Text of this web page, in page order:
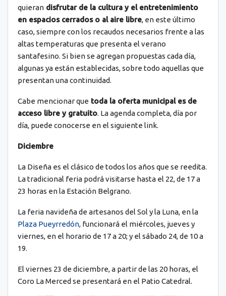
quieran disfrutar de la cultura y el entretenimiento
en espacios cerrados o al aire libre, en este último
caso, siempre con los recaudos necesarios frente a las
altas temperaturas que presenta el verano
santafesino. Si bien se agregan propuestas cada día,
algunas ya están establecidas, sobre todo aquellas que
presentan una continuidad.
Cabe mencionar que toda la oferta municipal es de
acceso libre y gratuito. La agenda completa, día por
día, puede conocerse en el siguiente link.
Diciembre
La Diseña es el clásico de todos los años que se reedita.
La tradicional feria podrá visitarse hasta el 22, de 17 a
23 horas en la Estación Belgrano.
La feria navideña de artesanos del Sol y la Luna, en la
Plaza Pueyrredón, funcionará el miércoles, jueves y
viernes, en el horario de 17 a 20; y el sábado 24, de 10 a
19.
El viernes 23 de diciembre, a partir de las 20 horas, el
Coro La Merced se presentará en el Patio Catedral.